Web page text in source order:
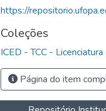
https://
Coleções
ICED - TCC -
Página do item